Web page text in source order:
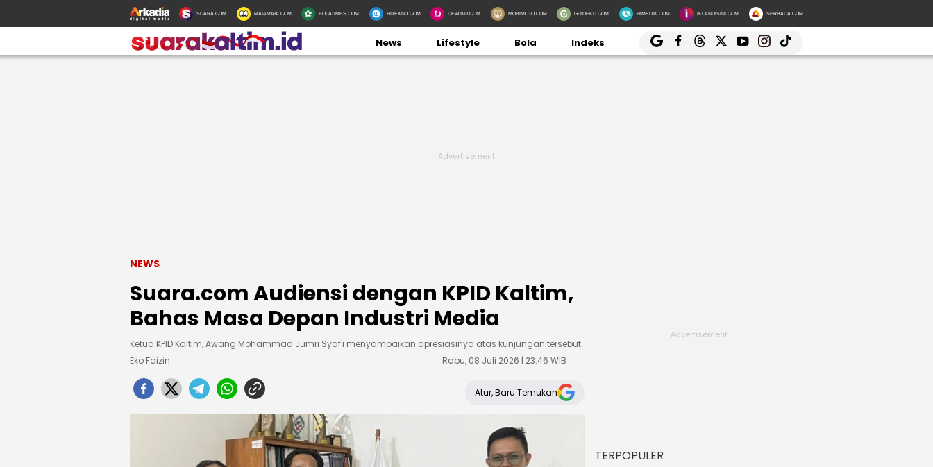
SUARA.COM MATAMATA.COM BOLATIMES.COM HITEKNO.COM DEWIKU.COM MOBIMOTO.COM GUIDEKU.COM HIMEDIK.COM IKLANDISINI.COM SERBADA.COM
News Lifestyle Bola Indeks
NEWS
Suara.com Audiensi dengan KPID Kaltim,
Bahas Masa Depan Industri Media
Ketua KPID Kaltim, Awang Mohammad Jumri Syaf'i menyampaikan apresiasinya atas kunjungan tersebut.
Eko Faizin
Rabu, 08 Juli 2026 | 23:46 WIB
Atur, Baru Temukan
TERPOPULER